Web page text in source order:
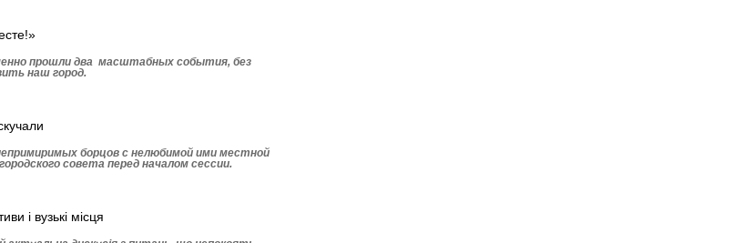
прошли два масштабных события, без
наш город.
борцов с нелюбимой ими местной
совета перед началом сессии.
і вузькі місця